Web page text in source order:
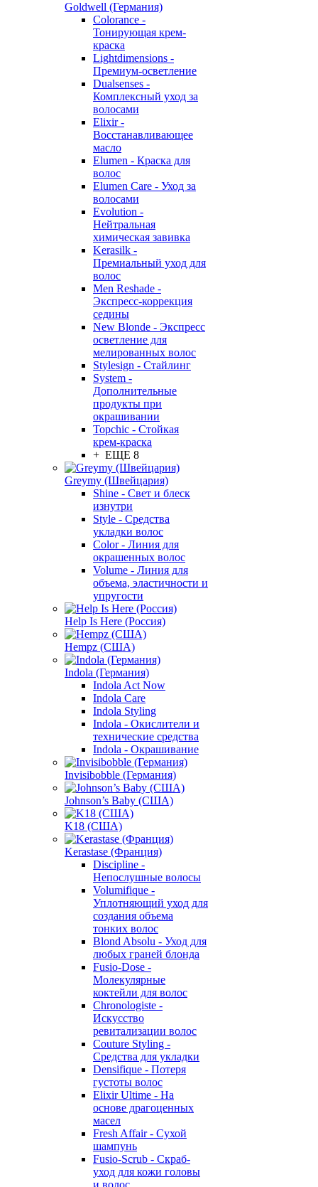
Goldwell (Германия)
Colorance -
Тонирующая крем-
краска
Lightdimensions -
Премиум-осветление
Dualsenses -
Комплексный уход за
волосами
Elixir -
Восстанавливающее
масло
Elumen - Краска для
волос
Elumen Care - Уход за
волосами
Evolution -
Нейтральная
химическая завивка
Kerasilk -
Премиальный уход для
волос
Men Reshade -
Экспресс-коррекция
седины
New Blonde - Экспресс
осветление для
мелированных волос
Stylesign - Стайлинг
System -
Дополнительные
продукты при
окрашивании
Topchic - Стойкая
крем-краска
+ ЕЩЕ 8
Greymy (Швейцария)
Shine - Свет и блеск
изнутри
Style - Средства
укладки волос
Color - Линия для
окрашенных волос
Volume - Линия для
объема, эластичности и
упругости
Help Is Here (Россия)
Hempz (США)
Indola (Германия)
Indola Act Now
Indola Care
Indola Styling
Indola - Окислители и
технические средства
Indola - Окрашивание
Invisibobble (Германия)
Johnson’s Baby (США)
K18 (США)
Kerastase (Франция)
Discipline -
Непослушные волосы
Volumifique -
Уплотняющий уход для
создания объема
тонких волос
Blond Absolu - Уход для
любых граней блонда
Fusio-Dose -
Молекулярные
коктейли для волос
Chronologiste -
Искусство
ревитализации волос
Couture Styling -
Средства для укладки
Densifique - Потеря
густоты волос
Elixir Ultime - На
основе драгоценных
масел
Fresh Affair - Сухой
шампунь
Fusio-Scrub - Скраб-
уход для кожи головы
и волос